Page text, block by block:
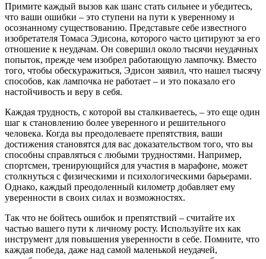
Примите каждый вызов как шанс стать сильнее и убедитесь,
что ваши ошибки – это ступени на пути к уверенному и
осознанному существованию. Представьте себе известного
изобретателя Томаса Эдисона, которого часто цитируют за его
отношение к неудачам. Он совершил около тысячи неудачных
попыток, прежде чем изобрел работающую лампочку. Вместо
того, чтобы обескуражиться, Эдисон заявил, что нашел тысячу
способов, как лампочка не работает – и это показало его
настойчивость и веру в себя.
Каждая трудность, с которой вы сталкиваетесь, – это еще один
шаг к становлению более уверенного и решительного
человека. Когда вы преодолеваете препятствия, ваши
достижения становятся для вас доказательством того, что вы
способны справляться с любыми трудностями. Например,
спортсмен, тренирующийся для участия в марафоне, может
столкнуться с физическими и психологическими барьерами.
Однако, каждый преодоленный километр добавляет ему
уверенности в своих силах и возможностях.
Так что не бойтесь ошибок и препятствий – считайте их
частью вашего пути к личному росту. Используйте их как
инструмент для повышения уверенности в себе. Помните, что
каждая победа, даже над самой маленькой неудачей,